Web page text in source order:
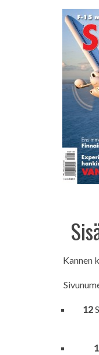
Kannen
12